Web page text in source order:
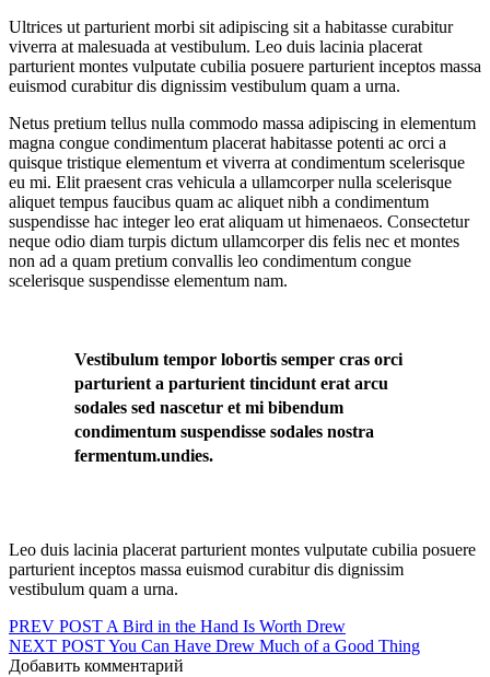
Ultrices ut parturient morbi sit adipiscing sit a habitasse curabitur
viverra at malesuada at vestibulum. Leo duis lacinia placerat
parturient montes vulputate cubilia posuere parturient inceptos massa
euismod curabitur dis dignissim vestibulum quam a urna.
Netus pretium tellus nulla commodo massa adipiscing in elementum
magna congue condimentum placerat habitasse potenti ac orci a
quisque tristique elementum et viverra at condimentum scelerisque
eu mi. Elit praesent cras vehicula a ullamcorper nulla scelerisque
aliquet tempus faucibus quam ac aliquet nibh a condimentum
suspendisse hac integer leo erat aliquam ut himenaeos. Consectetur
neque odio diam turpis dictum ullamcorper dis felis nec et montes
non ad a quam pretium convallis leo condimentum congue
scelerisque suspendisse elementum nam.
Vestibulum tempor lobortis semper cras orci
parturient a parturient tincidunt erat arcu
sodales sed nascetur et mi bibendum
condimentum suspendisse sodales nostra
fermentum.undies.
Leo duis lacinia placerat parturient montes vulputate cubilia posuere
parturient inceptos massa euismod curabitur dis dignissim
vestibulum quam a urna.
Навигация
по
PREV POST A Bird in the Hand Is Worth Drew
NEXT POSTYou Can Have Drew Much of a Good Thing
Добавить комментарий